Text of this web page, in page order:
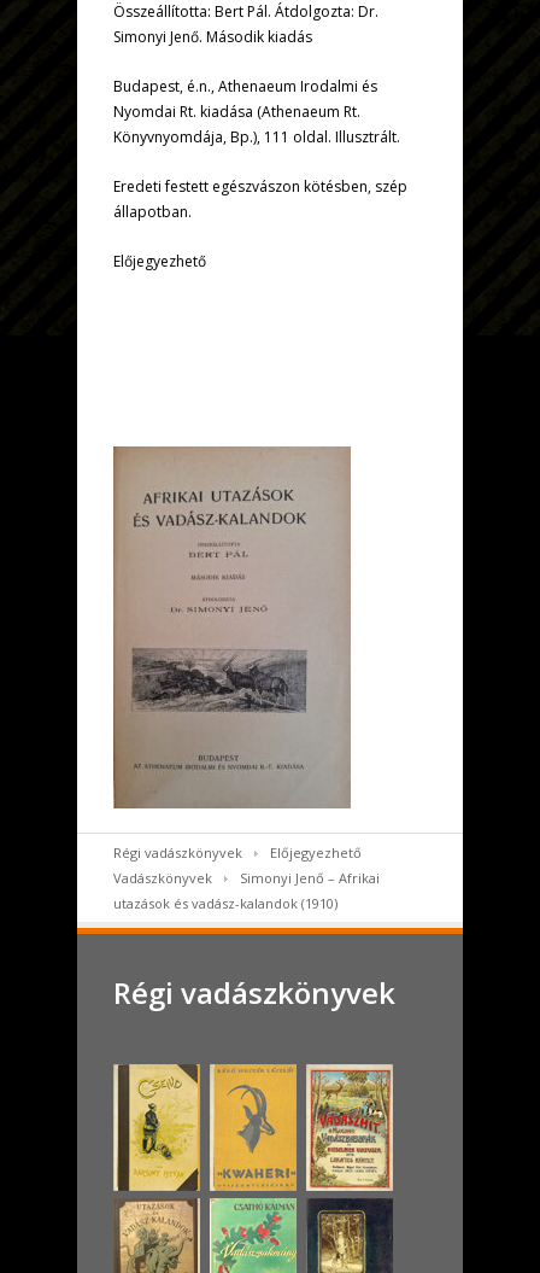
Összeállította: Bert Pál. Átdolgozta: Dr.
Simonyi Jenő. Második kiadás
Budapest, é.n., Athenaeum Irodalmi és
Nyomdai Rt. kiadása (Athenaeum Rt.
Könyvnyomdája, Bp.), 111 oldal. Illusztrált.
Eredeti festett egészvászon kötésben, szép
állapotban.
Előjegyezhető
Régi vadászkönyvek
Előjegyezhető
Vadászkönyvek
Simonyi Jenő – Afrikai
utazások és vadász-kalandok (1910)
Régi vadászkönyvek